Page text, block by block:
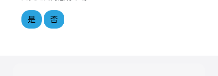
是 否